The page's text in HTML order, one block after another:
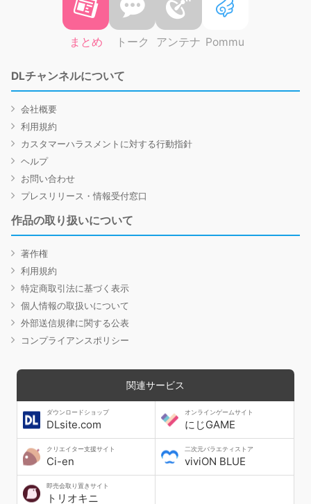
まとめ トーク アンテナ Pommu
DLチャンネルについて
会社概要
利用規約
カスタマーハラスメントに対する行動指針
ヘルプ
お問い合わせ
プレスリリース・情報受付窓口
作品の取り扱いについて
著作権
利用規約
特定商取引法に基づく表示
個人情報の取扱いについて
外部送信規律に関する公表
コンプライアンスポリシー
関連サービス
ダウンロードショップ
DLsite.com
オンラインゲームサイト
にじGAME
クリエイター支援サイト
Ci-en
二次元バラエティストア
viviON BLUE
即売会取り置きサイト
トリオキニ